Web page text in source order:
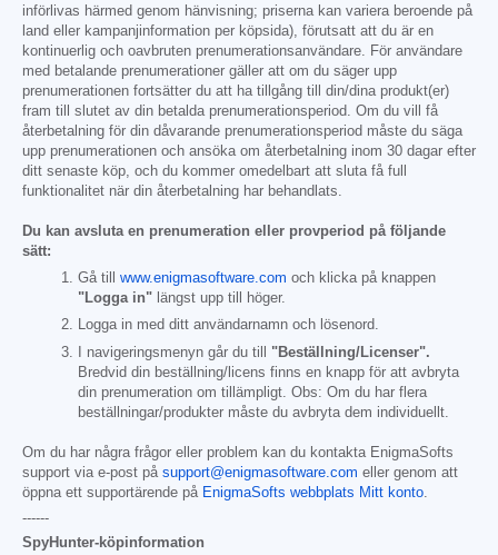
införlivas härmed genom hänvisning; priserna kan variera beroende på
land eller kampanjinformation per köpsida), förutsatt att du är en
kontinuerlig och oavbruten prenumerationsanvändare. För användare
med betalande prenumerationer gäller att om du säger upp
prenumerationen fortsätter du att ha tillgång till din/dina produkt(er)
fram till slutet av din betalda prenumerationsperiod. Om du vill få
återbetalning för din dåvarande prenumerationsperiod måste du säga
upp prenumerationen och ansöka om återbetalning inom 30 dagar efter
ditt senaste köp, och du kommer omedelbart att sluta få full
funktionalitet när din återbetalning har behandlats.
Du kan avsluta en prenumeration eller provperiod på följande
sätt:
Gå till www.enigmasoftware.com och klicka på knappen
"Logga in" längst upp till höger.
Logga in med ditt användarnamn och lösenord.
I navigeringsmenyn går du till "Beställning/Licenser".
Bredvid din beställning/licens finns en knapp för att avbryta
din prenumeration om tillämpligt. Obs: Om du har flera
beställningar/produkter måste du avbryta dem individuellt.
Om du har några frågor eller problem kan du kontakta EnigmaSofts
support via e-post på support@enigmasoftware.com eller genom att
öppna ett supportärende på EnigmaSofts webbplats Mitt konto
------
SpyHunter-köpinformation